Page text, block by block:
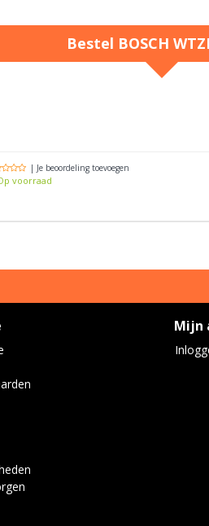
Bestel BOSCH
| Je beoordeling toevoegen
voorraad
Mijn